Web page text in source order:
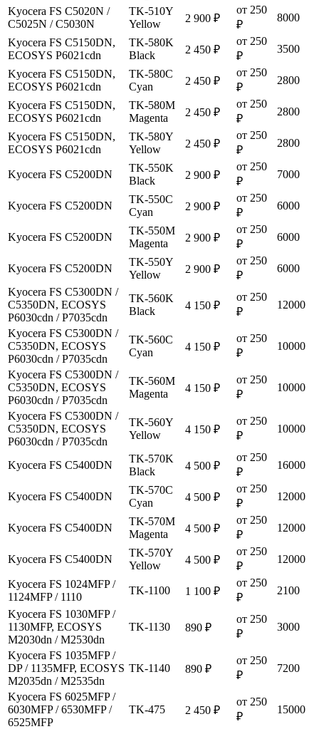
Kyocera FS C5020N /
C5025N / C5030N
TK-510Y
Yellow
2 900 ₽
от 250
₽
8000
Kyocera FS C5150DN,
ECOSYS P6021cdn
TK-580K
Black
2 450 ₽
от 250
₽
3500
Kyocera FS C5150DN,
ECOSYS P6021cdn
TK-580C
Cyan
2 450 ₽
от 250
₽
2800
Kyocera FS C5150DN,
ECOSYS P6021cdn
TK-580M
Magenta
2 450 ₽
от 250
₽
2800
Kyocera FS C5150DN,
ECOSYS P6021cdn
TK-580Y
Yellow
2 450 ₽
от 250
₽
2800
Kyocera FS C5200DN
TK-550K
Black
2 900 ₽
от 250
₽
7000
Kyocera FS C5200DN
TK-550C
Cyan
2 900 ₽
от 250
₽
6000
Kyocera FS C5200DN
TK-550M
Magenta
2 900 ₽
от 250
₽
6000
Kyocera FS C5200DN
TK-550Y
Yellow
2 900 ₽
от 250
₽
6000
Kyocera FS C5300DN /
C5350DN, ECOSYS
P6030cdn / P7035cdn
TK-560K
Black
4 150 ₽
от 250
₽
12000
Kyocera FS C5300DN /
C5350DN, ECOSYS
P6030cdn / P7035cdn
TK-560C
Cyan
4 150 ₽
от 250
₽
10000
Kyocera FS C5300DN /
C5350DN, ECOSYS
P6030cdn / P7035cdn
TK-560M
Magenta
4 150 ₽
от 250
₽
10000
Kyocera FS C5300DN /
C5350DN, ECOSYS
P6030cdn / P7035cdn
TK-560Y
Yellow
4 150 ₽
от 250
₽
10000
Kyocera FS C5400DN
TK-570K
Black
4 500 ₽
от 250
₽
16000
Kyocera FS C5400DN
TK-570C
Cyan
4 500 ₽
от 250
₽
12000
Kyocera FS C5400DN
TK-570M
Magenta
4 500 ₽
от 250
₽
12000
Kyocera FS C5400DN
TK-570Y
Yellow
4 500 ₽
от 250
₽
12000
Kyocera FS 1024MFP /
1124MFP / 1110
TK-1100 1 100 ₽
от 250
₽
2100
Kyocera FS 1030MFP /
1130MFP, ECOSYS
M2030dn / M2530dn
TK-1130 890 ₽
от 250
₽
3000
Kyocera FS 1035MFP /
DP / 1135MFP, ECOSYS
M2035dn / M2535dn
TK-1140 890 ₽
от 250
₽
7200
Kyocera FS 6025MFP /
6030MFP / 6530MFP /
6525MFP
TK-475 2 450 ₽
от 250
₽
15000